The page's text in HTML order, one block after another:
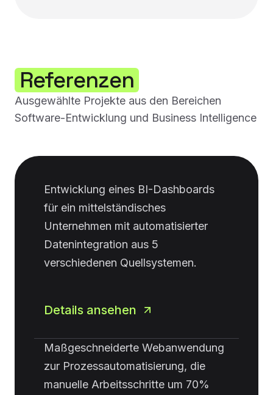
Referenzen
Ausgewählte Projekte aus den Bereichen
Software-Entwicklung und Business Intelligence
Entwicklung eines BI-Dashboards
für ein mittelständisches
Unternehmen mit automatisierter
Datenintegration aus 5
verschiedenen Quellsystemen.
Details ansehen
Maßgeschneiderte Webanwendung
zur Prozessautomatisierung, die
manuelle Arbeitsschritte um 70%